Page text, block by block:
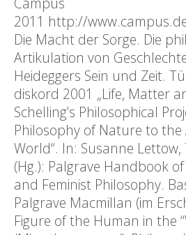
2011 http://
Die Macht der Sorge. Die
Artikulation von
Heideggers Sein und Zeit.
diskord 2001 „Life, Matter
Schelling’s Philosophical
Philosophy of Nature to the
World“. In: Susanne Lettow,
(Hg.): Palgrave Handbook
and Feminist Philosophy.
Palgrave Macmillan (im
Figure of the Human in the